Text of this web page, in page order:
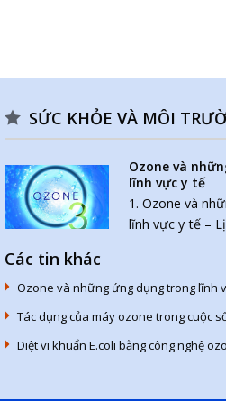
SỨC KHỎE VÀ MÔI
Ozone và
lĩnh vực y tế
1. Ozone và
lĩnh vực y tế –
Các tin khác
Ozone và những ứng dụng trong lĩnh
Tác dụng của máy ozone trong cuộc
Diệt vi khuẩn E.coli bằng công nghệ